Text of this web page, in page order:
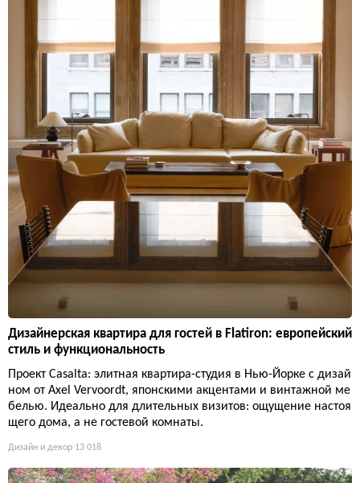
Дизайнерская квартира для гостей в Flatiron: европейский
стиль и функциональность
Проект Casalta: элитная квартира-студия в Нью-Йорке с дизай
ном от Axel Vervoordt, японскими акцентами и винтажной ме
белью. Идеально для длительных визитов: ощущение настоя
щего дома, а не гостевой комнаты.
Дизайн и декор 13 018